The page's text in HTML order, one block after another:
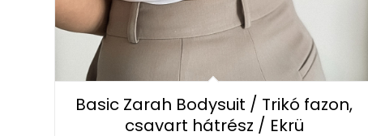
Basic Zarah Bodysuit / Trikó fazon,
csavart hátrész / Ekrü